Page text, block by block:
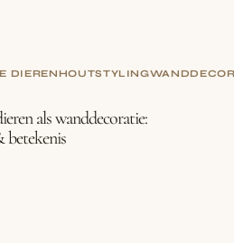
DIERENHOUTSTYLING
als wanddecoratie:
betekenis